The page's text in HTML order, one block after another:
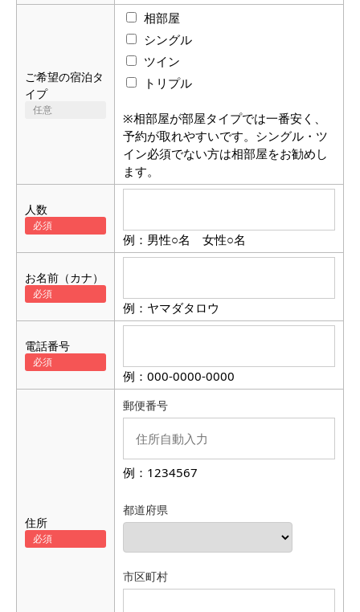
ご希望の宿泊タ
イプ
相部屋
シングル
ツイン
トリプル
※相部屋が部屋タイプでは一番安く、
予約が取れやすいです。シングル・ツ
イン必須でない方は相部屋をお勧めし
ます。
人数
例：男性○名 女性○名
お名前（カナ）
例：ヤマダタロウ
電話番号
例：000-0000-0000
住所
郵便番号
例：1234567
都道府県
市区町村